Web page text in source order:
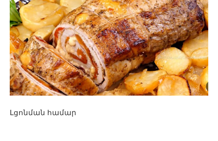
Լցոնման համար